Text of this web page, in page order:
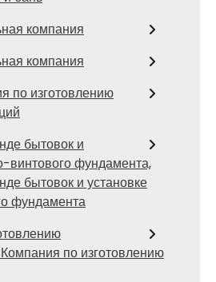
компания
компания
по изготовлению
бытовок и
винтового фундамента,
бытовок и установке
фундамента
по изготовлению